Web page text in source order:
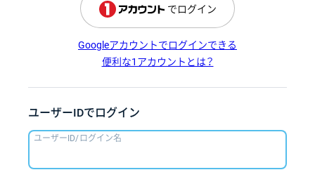
でログイン
Googleアカウントでログインできる
便利な1アカウントとは？
ユーザーIDでログイン
ユーザーID/ログイン名